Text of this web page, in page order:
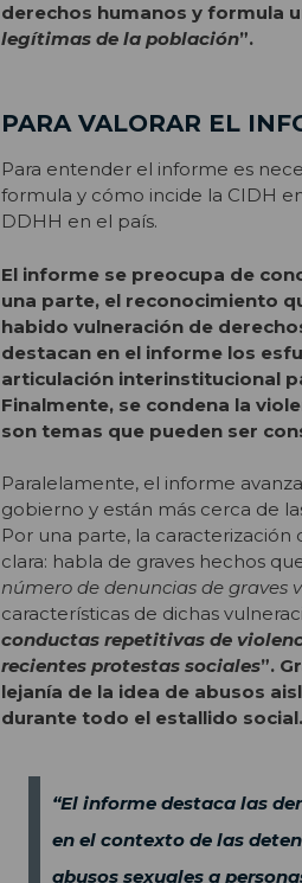
derechos humanos y formula
legítimas de la población”.
PARA VALORAR EL
Para entender el informe es
formula y cómo incide la CIDH
DDHH en el país.
El informe se preocupa de
una parte, el reconocimiento
habido vulneración de
destacan en el informe los
articulación interinstitucional
Finalmente, se condena la
son temas que pueden ser
Paralelamente, el informe
gobierno y están más cerca de
Por una parte, la
clara: habla de graves hechos
número de denuncias de graves
características de dichas
conductas repetitivas de
recientes protestas sociales”.
lejanía de la idea de abusos
durante todo el estallido social.
“El informe destaca las
en el contexto de las
abusos sexuales a